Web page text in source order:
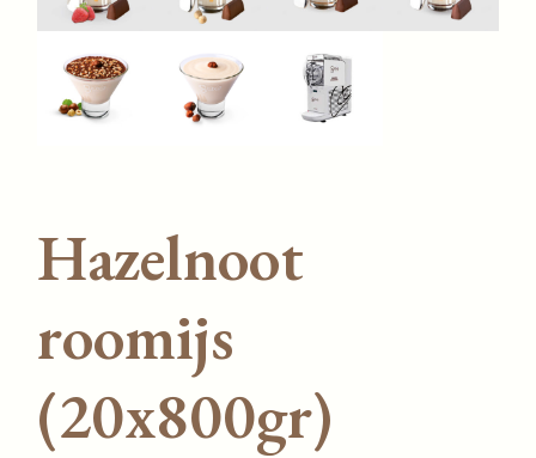
Hazelnoot
roomijs
(20x800gr)